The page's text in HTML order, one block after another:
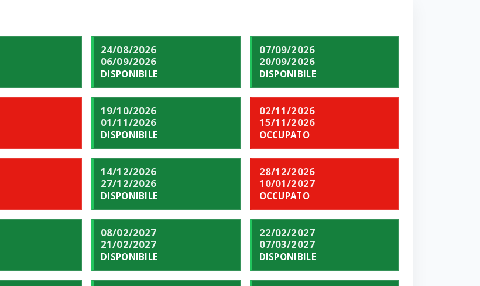
24/08/2026
06/09/2026
DISPONIBILE
07/09/2026
20/09/2026
DISPONIBILE
19/10/2026
01/11/2026
DISPONIBILE
02/11/2026
15/11/2026
OCCUPATO
14/12/2026
27/12/2026
DISPONIBILE
28/12/2026
10/01/2027
OCCUPATO
08/02/2027
21/02/2027
DISPONIBILE
22/02/2027
07/03/2027
DISPONIBILE